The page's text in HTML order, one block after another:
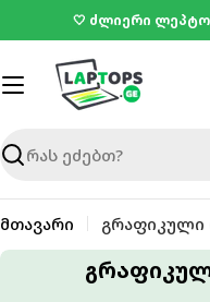
შინაარსზე
გადასვლა
🤍 ძლიერი
ძიება
მთავარი გრაფიკული
კ